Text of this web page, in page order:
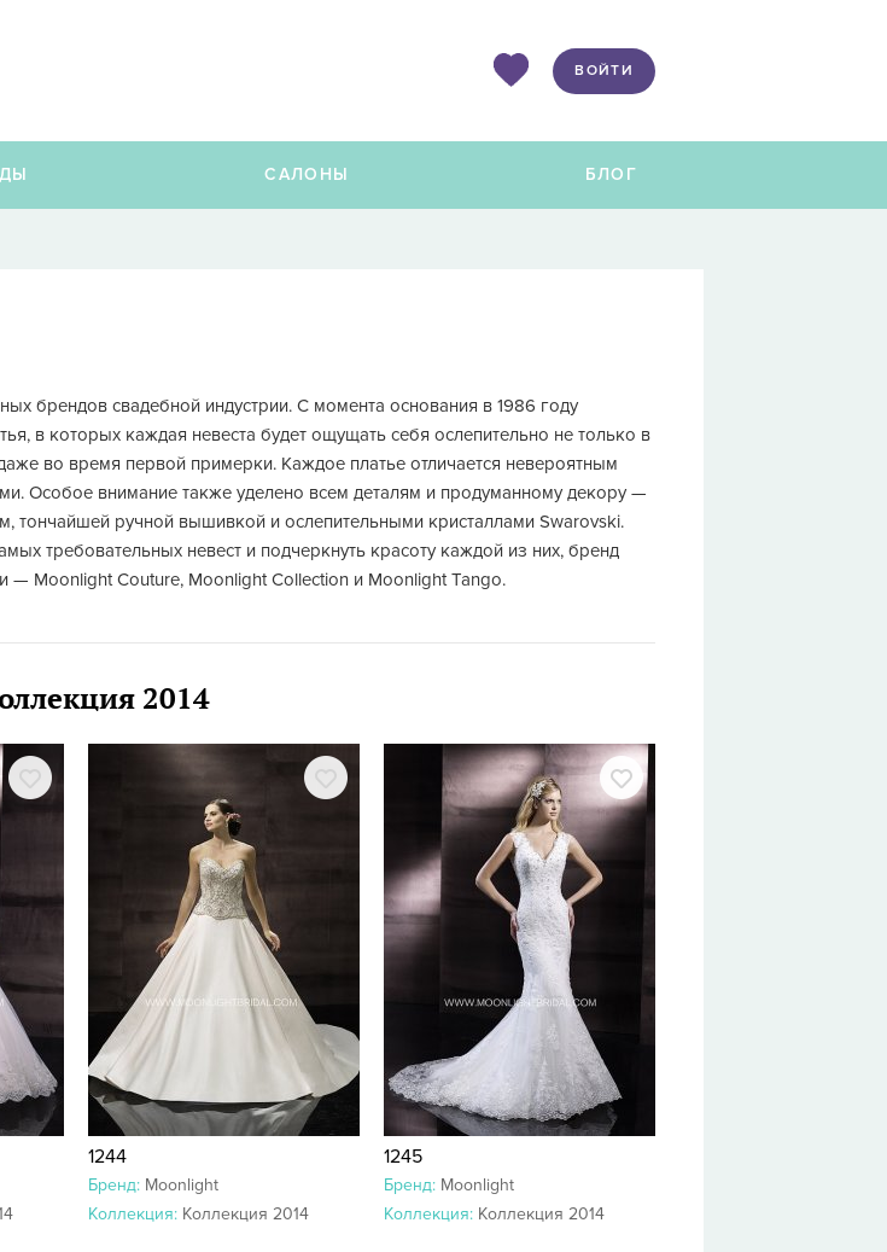
ВОЙТИ
САЛОНЫ БЛОГ
брендов свадебной индустрии. С момента основания в 1986 году
в которых каждая невеста будет ощущать себя ослепительно не только в
во время первой примерки. Каждое платье отличается невероятным
Особое внимание также уделено всем деталям и продуманному декору —
тончайшей ручной вышивкой и ослепительными кристаллами Swarovski.
требовательных невест и подчеркнуть красоту каждой из них, бренд
— Moonlight Couture, Moonlight Collection и Moonlight Tango.
2014
1244
Бренд: Moonlight
Коллекция: Коллекция 2014
1245
Бренд: Moonlight
Коллекция: Коллекция 2014